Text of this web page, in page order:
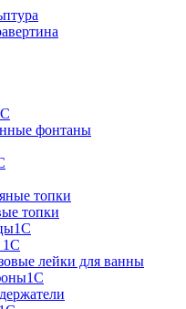
фонтаны
топки
топки
1С
лейки для ванны